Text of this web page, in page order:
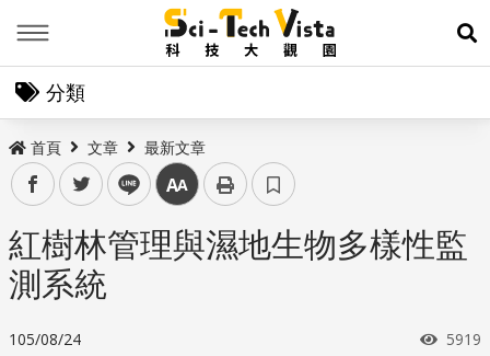
展
分類
首頁 文章 最新文章
facebooktwitter line 中
紅樹林管理與濕地生物多樣性監
測系統
105/08/24 瀏覽
5919